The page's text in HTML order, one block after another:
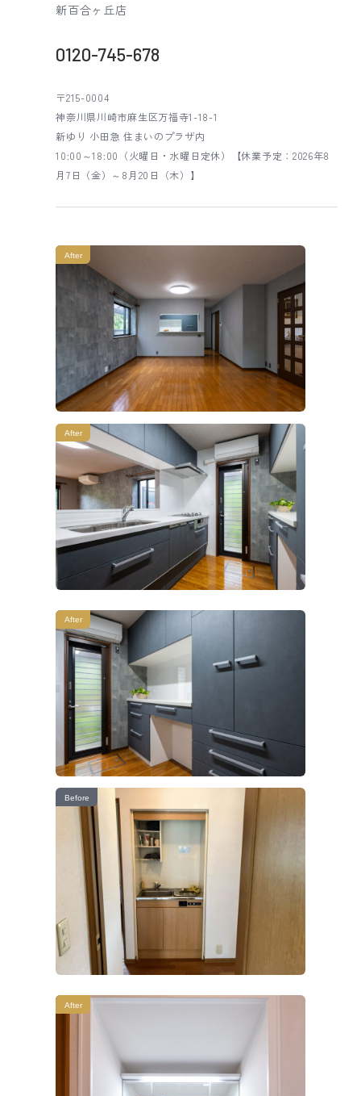
新百合ヶ丘店
0120-745-678
〒215-0004
神奈川県川崎市麻生区万福寺1-18-1
新ゆり 小田急 住まいのプラザ内
10:00～18:00（火曜日・水曜日定休）【休業予定：2026年8
月7日（金）～8月20日（木）】
After
After
After
Before
After